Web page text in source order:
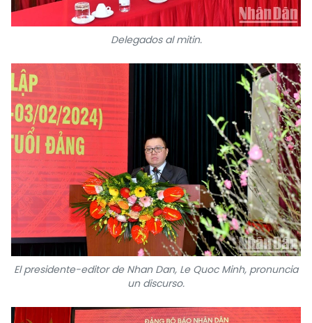
Delegados al mitin.
El presidente-editor de Nhan Dan, Le Quoc Minh, pronuncia
un discurso.